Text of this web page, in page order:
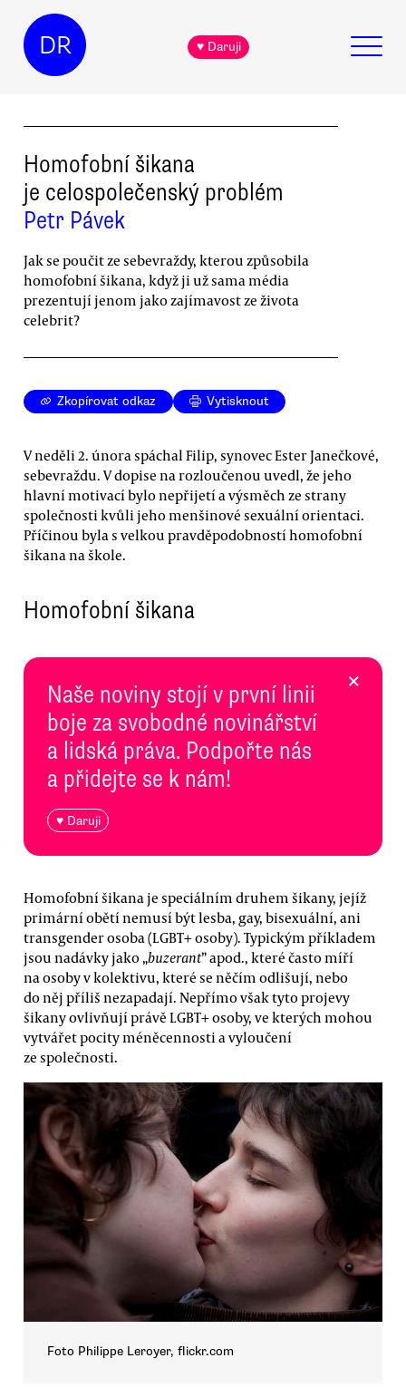
DR ♥ Daruji
Homofobní šikana
je celospolečenský problém
Petr Pávek
Jak se poučit ze sebevraždy, kterou způsobila
homofobní šikana, když ji už sama média
prezentují jenom jako zajímavost ze života
celebrit?
Zkopírovat odkaz Vytisknout
V neděli 2. února spáchal Filip, synovec Ester Janečkové,
sebevraždu. V dopise na rozloučenou uvedl, že jeho
hlavní motivací bylo nepřijetí a výsměch ze strany
společnosti kvůli jeho menšinové sexuální orientaci.
Příčinou byla s velkou pravděpodobností homofobní
šikana na škole.
Homofobní šikana
Naše noviny stojí v první linii
boje za svobodné novinářství
a lidská práva. Podpořte nás
a přidejte se k nám!
♥ Daruji
×
Homofobní šikana je speciálním druhem šikany, jejíž
primární obětí nemusí být lesba, gay, bisexuální, ani
transgender osoba (LGBT+ osoby). Typickým příkladem
jsou nadávky jako „buzerant” apod., které často míří
na osoby v kolektivu, které se něčím odlišují, nebo
do něj příliš nezapadají. Nepřímo však tyto projevy
šikany ovlivňují právě LGBT+ osoby, ve kterých mohou
vytvářet pocity méněcennosti a vyloučení
ze společnosti.
Foto Philippe Leroyer, flickr.com